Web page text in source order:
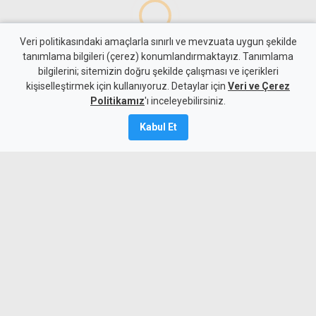
haber içerikleri kaynak gösterilmeden
alıntı yapılamaz, kanuna aykırı ve izinsiz olarak
Veri politikasındaki amaçlarla sınırlı ve mevzuata uygun şekilde
tanımlama bilgileri (çerez) konumlandırmaktayız. Tanımlama
bilgilerini; sitemizin doğru şekilde çalışması ve içerikleri
kişiselleştirmek için kullanıyoruz. Detaylar için Veri ve Çerez
Politikamız'ı inceleyebilirsiniz.
Kabul Et